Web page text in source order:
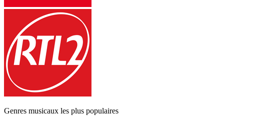
Genres musicaux les plus populaires